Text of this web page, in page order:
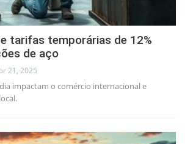
tarifas temporárias de 12%
de aço
21, 2025
impactam o comércio internacional e